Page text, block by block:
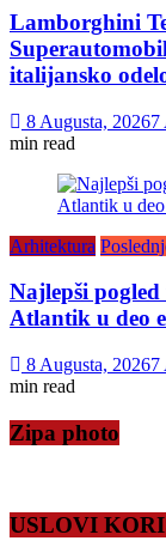
Lamborghini
italijansko
8 Augusta, 20267
min read
Arhitektura
Najlepši
Atlantik u deo
8 Augusta, 20267
min read
Zipa photo
USLOVI